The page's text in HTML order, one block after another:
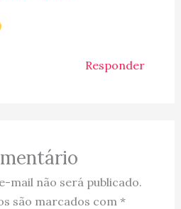
Responder
mail não será publicado.
são marcados com *